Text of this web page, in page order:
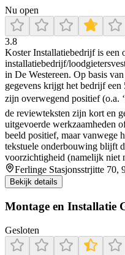
Nu open
3.8
Koster Installatiebedrijf is een
installatiebedrijf/
in De Westereen. Op basis
gegevens krijgt het bedrijf
zijn overwegend positief (o.a.
de reviewteksten zijn kort en
uitgevoerde werkzaamheden
beeld positief, maar vanwege
tekstuele onderbouwing blijft
voorzichtigheid (namelijk niet
Ferlinge Stasjonsstrjitte 70,
Bekijk details
Montage en Installatie
Gesloten